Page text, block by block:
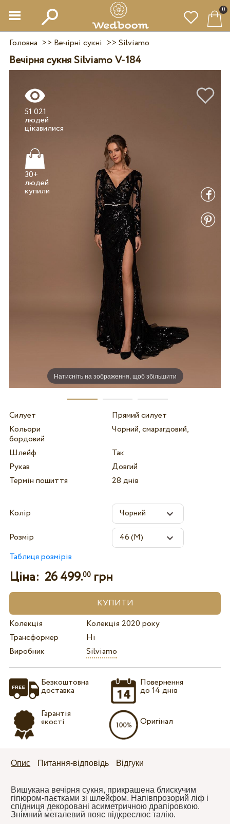
0
Головна >> Вечірні сукні >> Silviamo
Вечірня сукня Silviamo V-184
Натисніть на зображення, щоб збільшити
51 021
людей
30+
людей
Силует
Прямий силует
Кольори
Чорний, смарагдовий,
бордовий
Шлейф
Так
Рукав
Довгий
Термін пошиття
28 днів
Колір
Розмір
Таблиця розмірів
Ціна: 26 499.00грн
Колекція
Колекція 2020 року
Трансформер
Ні
Виробник
Silviamo
Безкоштовна
доставка
Гарантія
якості
Повернення
до 14 днів
Оригінал
Опис Питання-відповідь Відгуки
Вишукана вечірня сукня, прикрашена блискучим
гіпюром-паєтками зі шлейфом. Напівпрозорий ліф і
спідниця декоровані асиметричною драпіровкою.
Знімний металевий пояс підкреслює талію.